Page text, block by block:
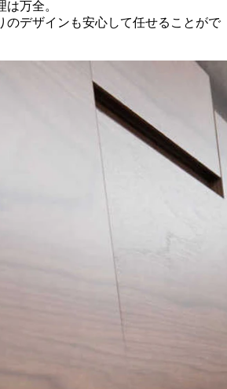
万全。
のデザインも安心して任せることがで